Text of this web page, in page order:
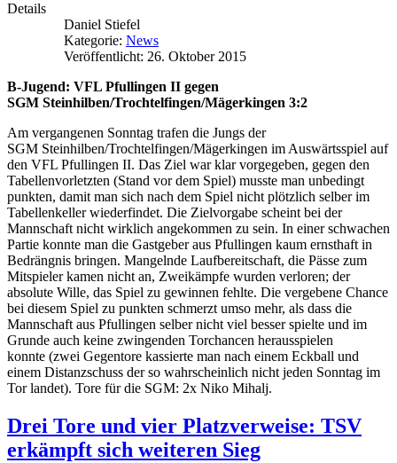
Details
Daniel Stiefel
Kategorie: News
Veröffentlicht: 26. Oktober 2015
B-Jugend: VFL Pfullingen II gegen
SGM Steinhilben/Trochtelfingen/Mägerkingen 3:2
Am vergangenen Sonntag trafen die Jungs der
SGM Steinhilben/Trochtelfingen/Mägerkingen im Auswärtsspiel auf
den VFL Pfullingen II. Das Ziel war klar vorgegeben, gegen den
Tabellenvorletzten (Stand vor dem Spiel) musste man unbedingt
punkten, damit man sich nach dem Spiel nicht plötzlich selber im
Tabellenkeller wiederfindet. Die Zielvorgabe scheint bei der
Mannschaft nicht wirklich angekommen zu sein. In einer schwachen
Partie konnte man die Gastgeber aus Pfullingen kaum ernsthaft in
Bedrängnis bringen. Mangelnde Laufbereitschaft, die Pässe zum
Mitspieler kamen nicht an, Zweikämpfe wurden verloren; der
absolute Wille, das Spiel zu gewinnen fehlte. Die vergebene Chance
bei diesem Spiel zu punkten schmerzt umso mehr, als dass die
Mannschaft aus Pfullingen selber nicht viel besser spielte und im
Grunde auch keine zwingenden Torchancen herausspielen
konnte (zwei Gegentore kassierte man nach einem Eckball und
einem Distanzschuss der so wahrscheinlich nicht jeden Sonntag im
Tor landet). Tore für die SGM: 2x Niko Mihalj.
Drei Tore und vier Platzverweise: TSV
erkämpft sich weiteren Sieg